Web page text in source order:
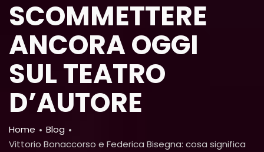
SCOMMETTERE
ANCORA OGGI
SUL TEATRO
D’AUTORE
Breadcrumb
Home
Blog
Vittorio Bonaccorso e Federica Bisegna: cosa significa